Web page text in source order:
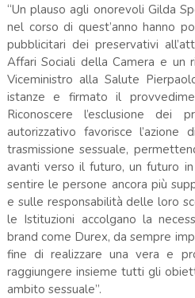
“Un plauso agli onorevoli Gilda
nel corso di quest’anno hanno
pubblicitari dei preservativi
Affari Sociali della Camera e un
Viceministro alla Salute
istanze e firmato il
Riconoscere l’esclusione dei
autorizzativo favorisce
trasmissione sessuale,
avanti verso il futuro, un futuro
sentire le persone ancora più
e sulle responsabilità delle loro
le Istituzioni accolgano la
brand come Durex, da sempre
fine di realizzare una vera e
raggiungere insieme tutti gli
ambito sessuale”.